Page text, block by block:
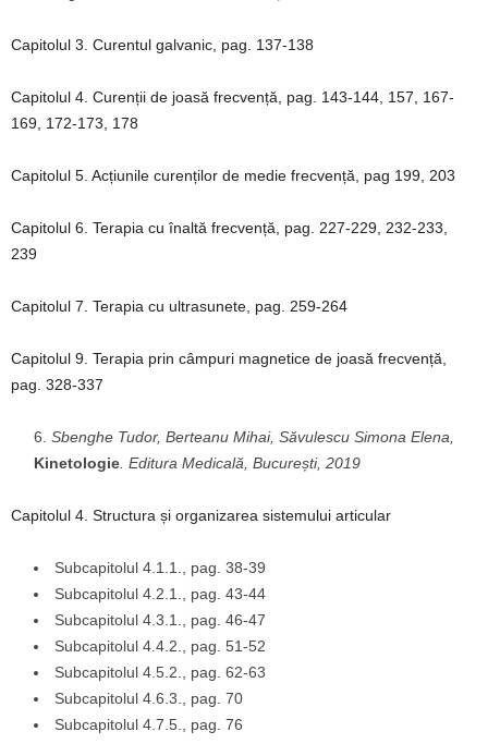
Capitolul 3. Curentul galvanic, pag. 137-138
Capitolul 4. Curenții de joasă frecvență, pag. 143-144, 157, 167-
169, 172-173, 178
Capitolul 5. Acțiunile curenților de medie frecvență, pag 199, 203
Capitolul 6. Terapia cu înaltă frecvență, pag. 227-229, 232-233,
239
Capitolul 7. Terapia cu ultrasunete, pag. 259-264
Capitolul 9. Terapia prin câmpuri magnetice de joasă frecvență,
pag. 328-337
Sbenghe Tudor, Berteanu Mihai, Săvulescu Simona Elena,
Kinetologie Editura Medicală, București, 2019
Capitolul 4. Structura și organizarea sistemului articular
Subcapitolul 4.1.1., pag. 38-39
Subcapitolul 4.2.1., pag. 43-44
Subcapitolul 4.3.1., pag. 46-47
Subcapitolul 4.4.2., pag. 51-52
Subcapitolul 4.5.2., pag. 62-63
Subcapitolul 4.6.3., pag. 70
Subcapitolul 4.7.5., pag. 76